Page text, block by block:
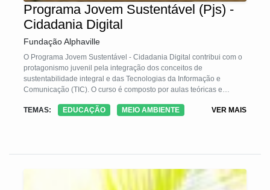
Programa Jovem Sustentável (Pjs) -
Cidadania Digital
Fundação Alphaville
O Programa Jovem Sustentável - Cidadania Digital contribui com o
protagonismo juvenil pela integração dos conceitos de
sustentabilidade integral e das Tecnologias da Informação e
Comunicação (TIC). O curso é composto por aulas teóricas e
transformação territorial, em que o grupo de educandos escolhe um
entre os ex-alunos. Iniciam voluntariamente, como apoio em sala, e
referência para as novas turmas.
TEMAS: EDUCAÇÃO MEIO AMBIENTE VER MAIS